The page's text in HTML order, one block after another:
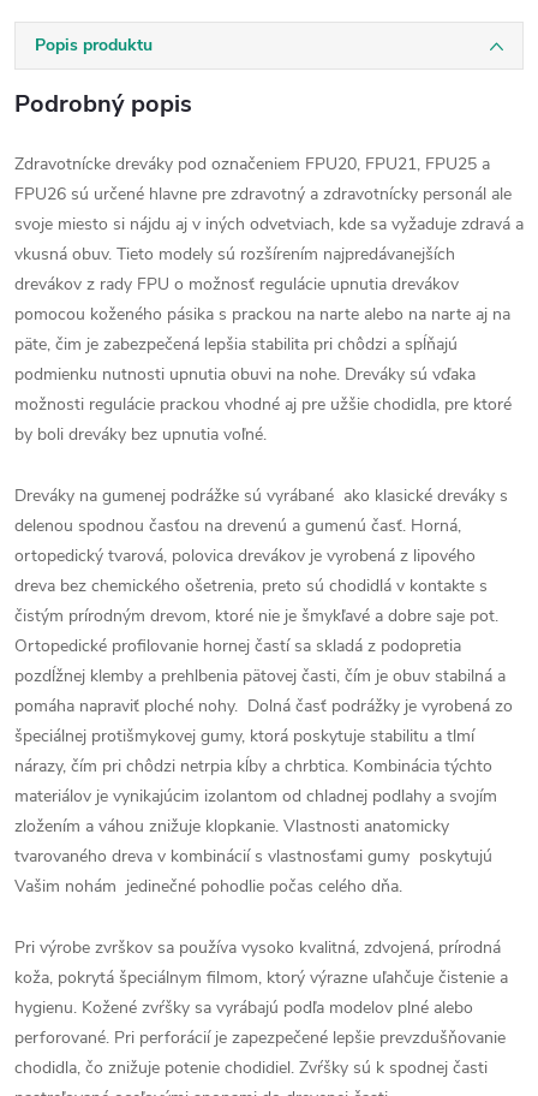
Popis produktu
Podrobný popis
Zdravotnícke dreváky pod označeniem FPU20, FPU21, FPU25 a
FPU26 sú určené hlavne pre zdravotný a zdravotnícky personál ale
svoje miesto si nájdu aj v iných odvetviach, kde sa vyžaduje zdravá a
vkusná obuv. Tieto modely sú rozšírením najpredávanejších
drevákov z rady FPU o možnosť regulácie upnutia drevákov
pomocou koženého pásika s prackou na narte alebo na narte aj na
päte, čim je zabezpečená lepšia stabilita pri chôdzi a spĺňajú
podmienku nutnosti upnutia obuvi na nohe. Dreváky sú vďaka
možnosti regulácie prackou vhodné aj pre užšie chodidla, pre ktoré
by boli dreváky bez upnutia voľné.
Dreváky na gumenej podrážke sú vyrábané ako klasické dreváky s
delenou spodnou časťou na drevenú a gumenú časť. Horná,
ortopedický tvarová, polovica drevákov je vyrobená z lipového
dreva bez chemického ošetrenia, preto sú chodidlá v kontakte s
čistým prírodným drevom, ktoré nie je šmykľavé a dobre saje pot.
Ortopedické profilovanie hornej častí sa skladá z podopretia
pozdĺžnej klemby a prehlbenia pätovej časti, čím je obuv stabilná a
pomáha napraviť ploché nohy. Dolná časť podrážky je vyrobená zo
špeciálnej protišmykovej gumy, ktorá poskytuje stabilitu a tlmí
nárazy, čím pri chôdzi netrpia kĺby a chrbtica. Kombinácia týchto
materiálov je vynikajúcim izolantom od chladnej podlahy a svojím
zložením a váhou znižuje klopkanie. Vlastnosti anatomicky
tvarovaného dreva v kombinácií s vlastnosťami gumy poskytujú
Vašim nohám jedinečné pohodlie počas celého dňa.
Pri výrobe zvrškov sa používa vysoko kvalitná, zdvojená, prírodná
koža, pokrytá špeciálnym filmom, ktorý výrazne uľahčuje čistenie a
hygienu. Kožené zvŕšky sa vyrábajú podľa modelov plné alebo
perforované. Pri perforácií je zapezpečené lepšie prevzdušňovanie
chodidla, čo znižuje potenie chodidiel. Zvŕšky sú k spodnej časti